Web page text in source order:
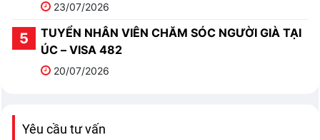
23/07/2026
TUYỂN NHÂN VIÊN CHĂM SÓC NGƯỜI GIÀ TẠI
ÚC – VISA 482
20/07/2026
Yêu cầu tư vấn